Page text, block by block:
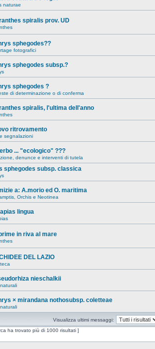
naturae
spiralis prov. UD
sphegodes??
fotografici
sphegodes subsp.?
sphegodes ?
di determinazione o di conferma
spiralis, l'ultima dell'anno
ritrovamento
segnalazioni
... "ecologico" ???
denunce e interventi di tutela
sphegodes subsp. classica
a: A.morio ed O. maritima
Orchis e Neotinea
lingua
in riva al mare
DEL LAZIO
nieschalkii
× mirandana nothosubsp. coletteae
Visualizza ultimi messaggi:
ha trovato più di 1000 risultati ]